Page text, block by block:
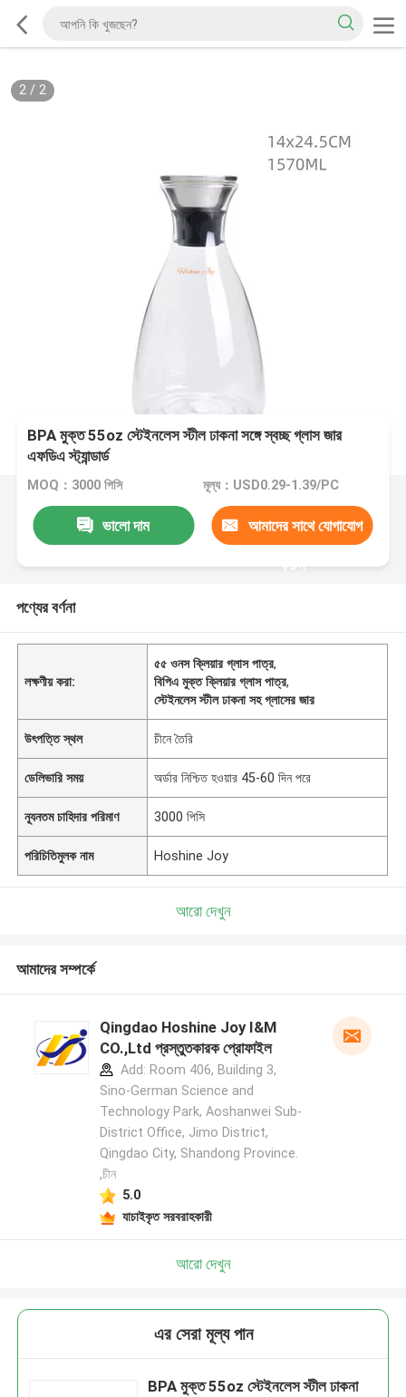
2/ 2
BPA মুক্ত 55oz স্টেইনলেস স্টীল ঢাকনা সঙ্গে স্বচ্ছ গ্লাস জার
এফডিএ স্ট্যান্ডার্ড
MOQ：3000 পিসি মূল্য：USD0.29-1.39/PC
ভালো দাম আমাদের সাথে যোগাযোগ
করুন
পণ্যের বর্ণনা
লক্ষণীয় করা:
৫৫ ওনস ক্লিয়ার গ্লাস পাত্র,
বিপিএ মুক্ত ক্লিয়ার গ্লাস পাত্র,
স্টেইনলেস স্টীল ঢাকনা সহ গ্লাসের জার
উৎপত্তি স্থল চীনে তৈরি
ডেলিভারি সময় অর্ডার নিশ্চিত হওয়ার 45-60 দিন পরে
ন্যূনতম চাহিদার পরিমাণ 3000 পিসি
পরিচিতিমুলক নাম Hoshine Joy
আরো দেখুন
আমাদের সম্পর্কে
Qingdao Hoshine Joy I&M
CO.,Ltd প্রস্তুতকারক প্রোফাইল
Add: Room 406, Building 3,
Sino-German Science and
Technology Park, Aoshanwei Sub-
District Office, Jimo District,
Qingdao City, Shandong Province.
,চীন
5.0
যাচাইকৃত সরবরাহকারী
আরো দেখুন
এর সেরা মূল্য পান
BPA মুক্ত 55oz স্টেইনলেস স্টীল ঢাকনা